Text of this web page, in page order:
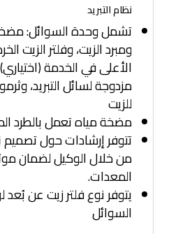
نظام التبريد
تشمل وحدة السوائل:
ومبرد الزيت، وفلتر الزيت
الأعلى في الخدمة
مزدوجة لسائل التبريد،
للزيت
مضخة مياه تعمل بالطرد
تتوفر إرشادات حول تصميم
من خلال الوكيل لضمان
المعدات.
يتوفر نوع فلتر زيت عن بُعد
السوائل